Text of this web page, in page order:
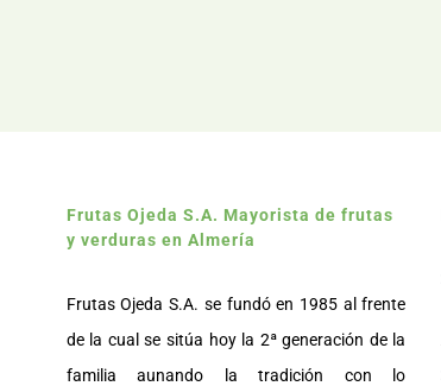
Frutas Ojeda S.A. Mayorista de frutas
y verduras en Almería
Frutas Ojeda S.A. se fundó en 1985 al frente
de la cual se sitúa hoy la 2ª generación de la
familia aunando la tradición con lo